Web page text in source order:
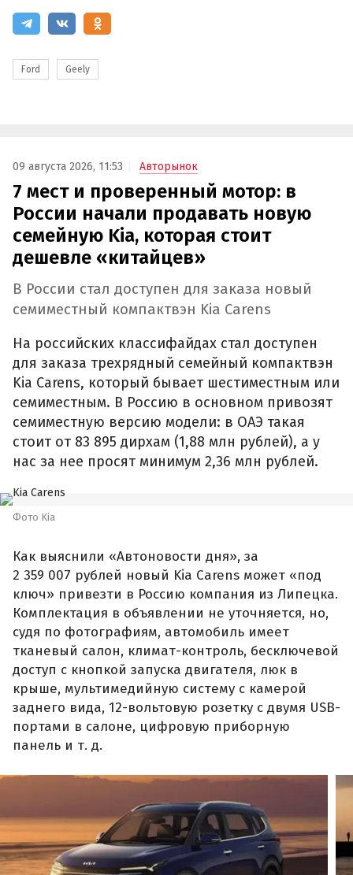
Ford Geely
09 августа 2026, 11:53 Авторынок
7 мест и проверенный мотор: в
России начали продавать новую
семейную Kia, которая стоит
дешевле «китайцев»
В России стал доступен для заказа новый
семиместный компактвэн Kia Carens
На российских классифайдах стал доступен
для заказа трехрядный семейный компактвэн
Kia Carens, который бывает шестиместным или
семиместным. В Россию в основном привозят
семиместную версию модели: в ОАЭ такая
стоит от 83 895 дирхам (1,88 млн рублей), а у
нас за нее просят минимум 2,36 млн рублей.
Фото Kia
Как выяснили «Автоновости дня», за
2 359 007 рублей новый Kia Carens может «под
ключ» привезти в Россию компания из Липецка.
Комплектация в объявлении не уточняется, но,
судя по фотографиям, автомобиль имеет
тканевый салон, климат-контроль, бесключевой
доступ с кнопкой запуска двигателя, люк в
крыше, мультимедийную систему с камерой
заднего вида, 12-вольтовую розетку с двумя USB-
портами в салоне, цифровую приборную
панель и т. д.